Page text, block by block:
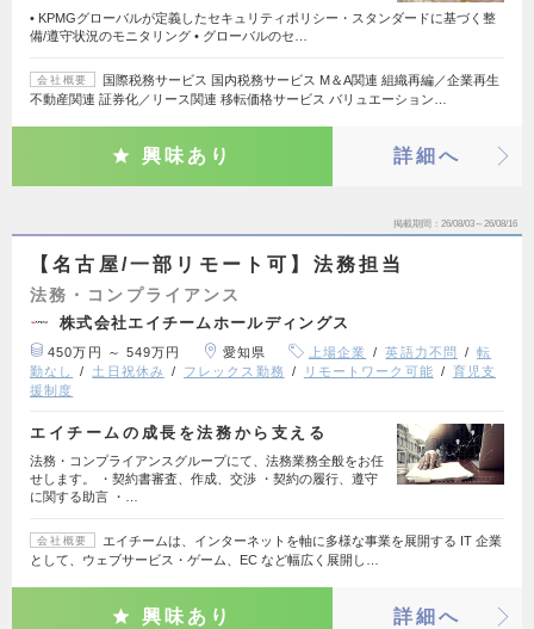
• KPMGグローバルが定義したセキュリティポリシー・スタンダードに基づく整
備/遵守状況のモニタリング • グローバルのセ…
会社概要
国際税務サービス 国内税務サービス M＆A関連 組織再編／企業再生
不動産関連 証券化／リース関連 移転価格サービス バリュエーション…
興味あり 詳細へ
掲載期間 26/08/03～26/08/16
【名古屋/一部リモート可】法務担当
法務・コンプライアンス
株式会社エイチームホールディングス
450万円 ～ 549万円 愛知県 上場企業 英語力不問
転
勤なし
土日祝休み フレックス勤務 リモートワーク可能
育児支
援制度
エイチームの成長を法務から支える
法務・コンプライアンスグループにて、法務業務全般をお任
せします。 ・契約書審査、作成、交渉 ・契約の履行、遵守
に関する助言 ・…
会社概要
エイチームは、インターネットを軸に多様な事業を展開する IT 企業
として、ウェブサービス・ゲーム、EC など幅広く展開し…
興味あり 詳細へ